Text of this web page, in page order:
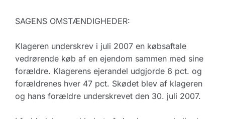
SAGENS OMSTÆNDIGHEDER:
Klageren underskrev i juli 2007 en købsaftale
vedrørende køb af en ejendom sammen med sine
forældre. Klagerens ejerandel udgjorde 6 pct. og
forældrenes hver 47 pct. Skødet blev af klageren
og hans forældre underskrevet den 30. juli 2007.